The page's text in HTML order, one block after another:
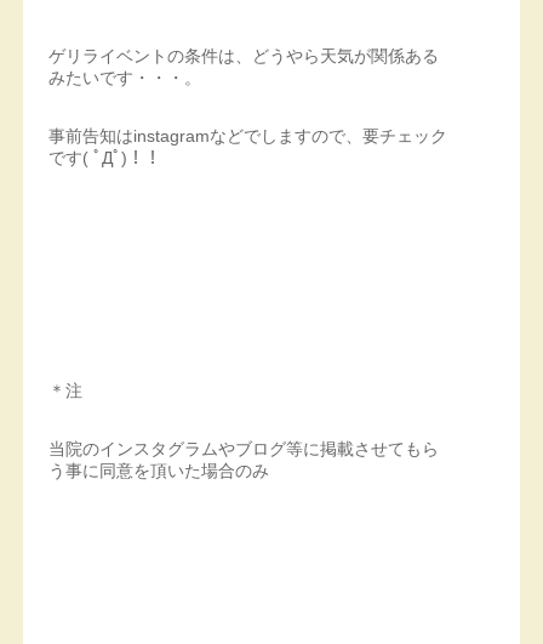
ゲリライベントの条件は、どうやら天気が関係ある
みたいです・・・。
事前告知はinstagramなどでしますので、要チェック
です( ﾟДﾟ)！！
＊注
当院のインスタグラムやブログ等に掲載させてもら
う事に同意を頂いた場合のみ